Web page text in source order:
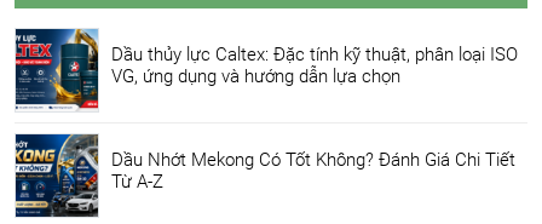
Dầu thủy lực Caltex: Đặc tính kỹ thuật, phân loại ISO
VG, ứng dụng và hướng dẫn lựa chọn
Dầu Nhớt Mekong Có Tốt Không? Đánh Giá Chi Tiết
Từ A-Z